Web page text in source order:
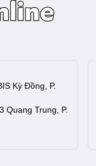
Kỳ Đồng, P.
Quang Trung, P.